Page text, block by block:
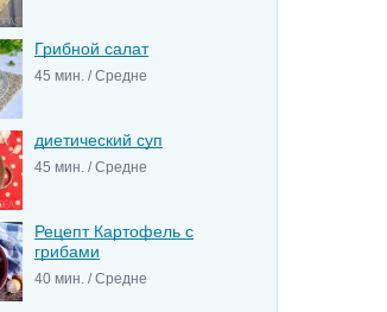
Грибной салат
45 мин. / Средне
диетический суп
45 мин. / Средне
Рецепт Картофель с
грибами
40 мин. / Средне